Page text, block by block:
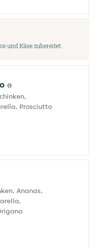
und Käse zubereitet.
Prosciutto
Ananas,